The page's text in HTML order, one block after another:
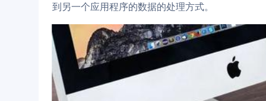
到另一个应用程序的数据的处理方式。